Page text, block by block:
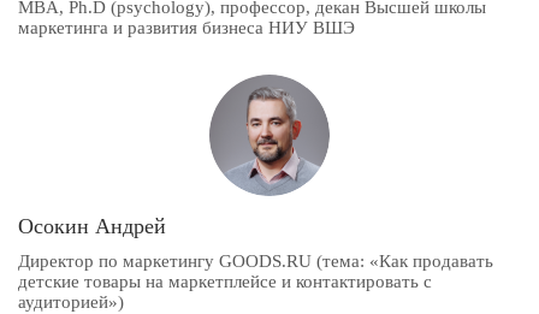
MBA, Ph.D (psychology), профессор, декан Высшей школы
маркетинга и развития бизнеса НИУ ВШЭ
Осокин Андрей
Директор по маркетингу GOODS.RU (тема: «Как продавать
детские товары на маркетплейсе и контактировать с
аудиторией»)